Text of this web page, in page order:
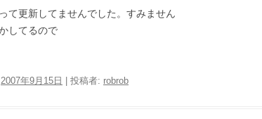
て更新してませんでした。すみません
してるので
2007年9月15日 投稿者: robrob